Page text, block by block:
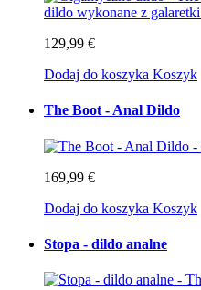
129,99 €
Dodaj do koszyka Koszyk
The Boot - Anal Dildo
169,99 €
Dodaj do koszyka Koszyk
Stopa - dildo analne